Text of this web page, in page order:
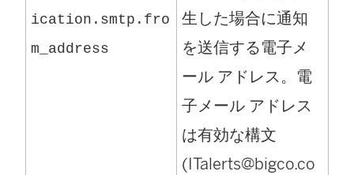
ication.smtp.fro
m_address
生した場合に通知
を送信する電子メ
ール アドレス。電
子メール アドレス
は有効な構文
(ITalerts@bigco.co